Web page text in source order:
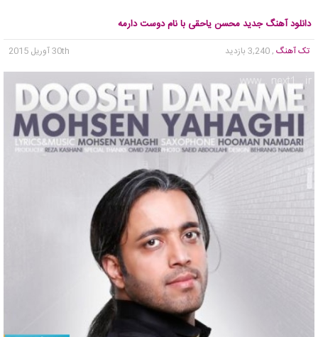
دانلود آهنگ جدید محسن یاحقی با نام دوست دارمه
تک آهنگ , 3,240 بازدید 30th آوریل 2015